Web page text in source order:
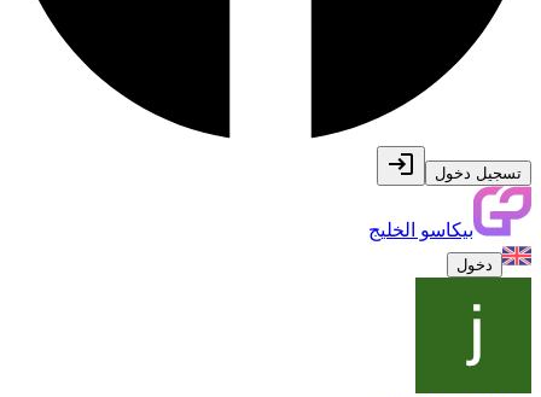
تسجيل دخول
بيكاسو الخليج
دخول